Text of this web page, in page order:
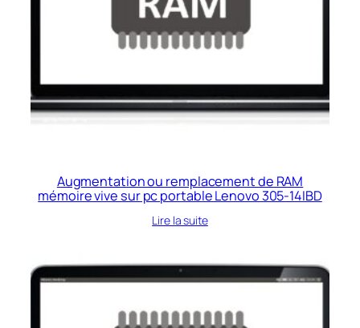
Augmentation ou remplacement de RAM
mémoire vive sur pc portable Lenovo 305-14IBD
Lire la suite